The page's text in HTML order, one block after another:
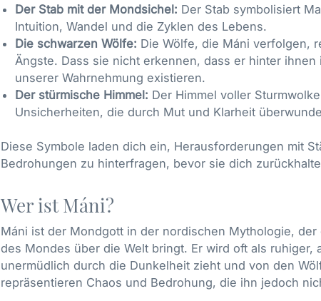
Der Stab mit der Mondsichel: Der Stab symbolisiert
Intuition, Wandel und die Zyklen des Lebens.
Die schwarzen Wölfe: Die Wölfe, die Máni verfolgen,
Ängste. Dass sie nicht erkennen, dass er hinter
unserer Wahrnehmung existieren.
Der stürmische Himmel: Der Himmel voller
Unsicherheiten, die durch Mut und Klarheit
Diese Symbole laden dich ein, Herausforderungen mit
Bedrohungen zu hinterfragen, bevor sie dich
Wer ist Máni?
Máni ist der Mondgott in der nordischen Mythologie,
des Mondes über die Welt bringt. Er wird oft als
unermüdlich durch die Dunkelheit zieht und von den
repräsentieren Chaos und Bedrohung, die ihn jedoch